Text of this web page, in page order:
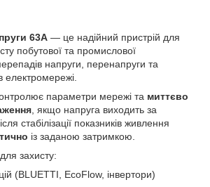
63A — це надійний пристрій для
побутової та промислової
напруги, перенапруги та
електромережі.
параметри мережі та миттєво
, якщо напруга виходить за
стабілізації показників живлення
із заданою затримкою.
захисту:
(BLUETTI, EcoFlow, інвертори)